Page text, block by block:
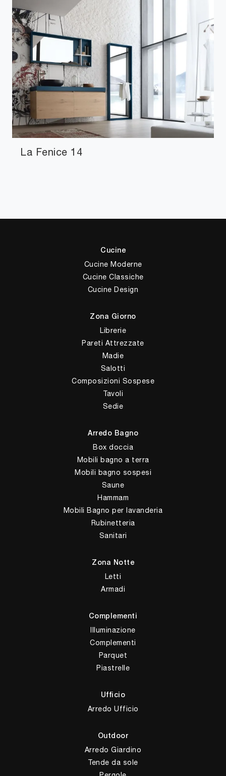
La Fenice 14
Cucine
Cucine Moderne
Cucine Classiche
Cucine Design
Zona Giorno
Librerie
Pareti Attrezzate
Madie
Salotti
Composizioni Sospese
Tavoli
Sedie
Arredo Bagno
Box doccia
Mobili bagno a terra
Mobili bagno sospesi
Saune
Hammam
Mobili Bagno per lavanderia
Rubinetteria
Sanitari
Zona Notte
Letti
Armadi
Complementi
Illuminazione
Complementi
Parquet
Piastrelle
Ufficio
Arredo Ufficio
Outdoor
Arredo Giardino
Tende da sole